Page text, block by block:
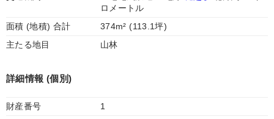
ロメートル
面積 (地積) 合計
374m² (113.1坪)
主たる地目
山林
詳細情報 (個別)
財産番号
1